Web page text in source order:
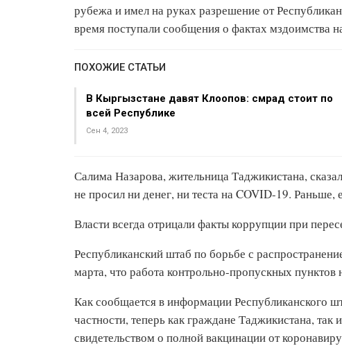
рубежа и имел на руках разрешение от
время поступали сообщения о фактах мздоимства
ПОХОЖИЕ СТАТЬИ
В Кыргызстане давят Клоопов: смрад стоит по
всей Республике
Сен 4, 2023
Салима Назарова, жительница Таджикистана,
не просил ни денег, ни теста на COVID-19.
Власти всегда отрицали факты коррупции при
Республиканский штаб по борьбе с
марта, что работа контрольно-пропускных
Как сообщается в информации Республиканского
частности, теперь как граждане Таджикистана,
свидетельством о полной вакцинации от